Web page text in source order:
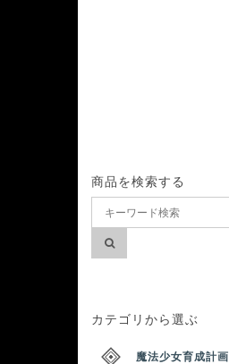
商品を検索する
カテゴリから選ぶ
魔法少女育成計画